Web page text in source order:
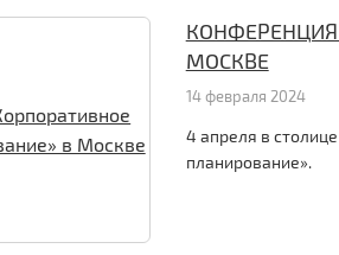
МОСКВЕ
14 февраля 2024
4 апреля в
планирование».